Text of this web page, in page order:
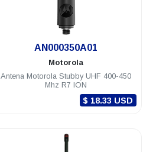
AN000350A01
Motorola
Antena Motorola Stubby UHF 400-450
Mhz R7 ION
$ 18.33 USD